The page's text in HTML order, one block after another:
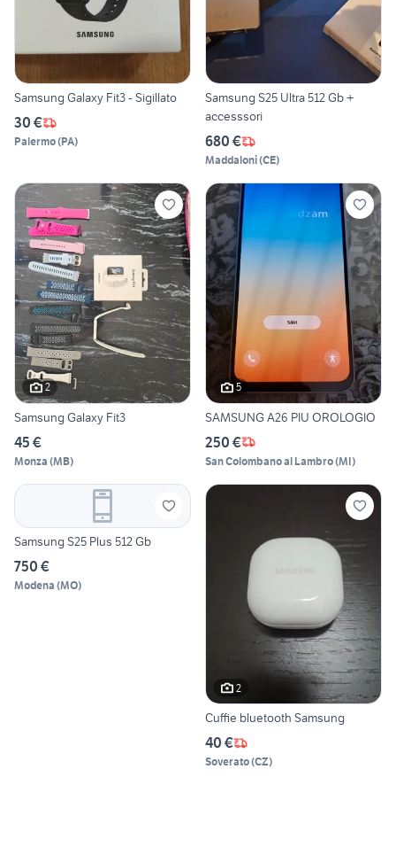
Samsung Galaxy Fit3 - Sigillato
30 €
Palermo(PA)
Samsung S25 Ultra 512 Gb +
accesssori
680 €
Maddaloni(CE)
2
Samsung Galaxy Fit3
45 €
Monza (MB)
5
SAMSUNG A26 PIU OROLOGIO
250 €
San Colombano al Lambro(MI)
Samsung S25 Plus 512 Gb
750 €
Modena (MO)
2
Cuffie bluetooth Samsung
40 €
Soverato(CZ)